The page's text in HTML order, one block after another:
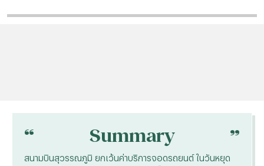
“ Summary “
สนามบินสุวรรณภูมิ ยกเว้นค่าบริการจอดรถยนต์ ในวันหยุด